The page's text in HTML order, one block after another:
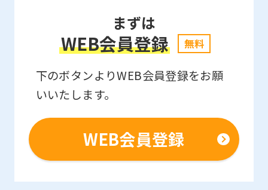
まずは
WEB会員登録 無料
下のボタンよりWEB会員登録をお願
いいたします。
WEB会員登録
if
you
use
an
translation
service,